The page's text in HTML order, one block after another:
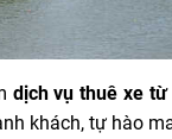
dịch vụ thuê xe
khách, tự hào